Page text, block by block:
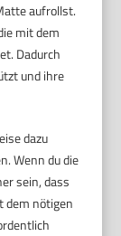
aufrollst.
mit dem
Dadurch
und ihre
dazu
Wenn du die
sein, dass
dem nötigen